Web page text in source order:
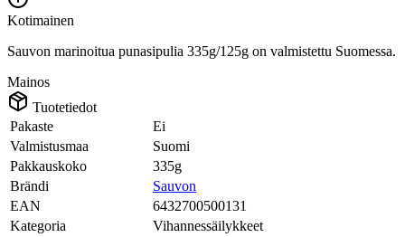
Kotimainen
Sauvon marinoitua punasipulia 335g/125g on valmistettu Suomessa.
Mainos
Tuotetiedot
Pakaste
Ei
Valmistusmaa
Suomi
Pakkauskoko
335g
Brändi
Sauvon
EAN
6432700500131
Kategoria
Vihannessäilykkeet